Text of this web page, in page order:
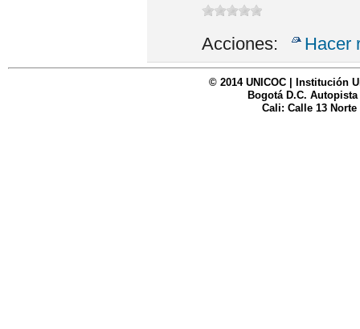
Acciones: Hacer
© 2014 UNICOC | Institución
Bogotá D.C. Autopista
Cali: Calle 13 Norte